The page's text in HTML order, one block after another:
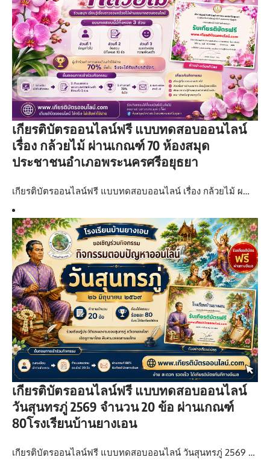
เกียรติบัตรออนไลน์ฟรี แบบทดสอบออนไลน์
เรื่อง กล้วยไม้ ผ่านเกณฑ์ 70 ห้องสมุด
ประชาชนอำเภอพระนครศรีอยุธยา
เกียรติบัตรออนไลน์ฟรี แบบทดสอบออนไลน์ เรื่อง กล้วยไม้ ผ…
เกียรติบัตรออนไลน์ฟรี แบบทดสอบออนไลน์
วันสุนทรภู่ 2569 จำนวน 20 ข้อ ผ่านเกณฑ์
80โรงเรียนบ้านยางเอน
เกียรติบัตรออนไลน์ฟรี แบบทดสอบออนไลน์ วันสุนทรภู่ 2569 …